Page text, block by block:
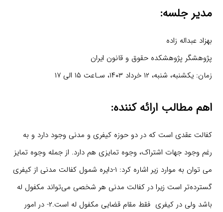
مدیر جلسه:
بهزاد عبداله زاده
پژوهشگر پژوهشکده حقوق و قانون ایران
زمان: یکشنبه، شنبه، ۱۲ خرداد ۱۴۰۳، سـاعت ۱۵ الی ۱۷
اهم مطالب ارائه کننده:
کفالت عقدی است که در دو حوزه کیفری و مدنی وجود دارد و به
رغم وجود جهات اشتراک، وجوه تمایزی هم دارد. از جمله وجوه تمایز
می توان به موارد زیر اشاره کرد: ۱-دایره شمول کفالت مدنی از کیفری
گسترده‌تر است زیرا در کفالت مدنی هر شخصی می‌تواند مکفول له
باشد ولی در کیفری فقط مقام قضایی مکفول له است.۲- در امور